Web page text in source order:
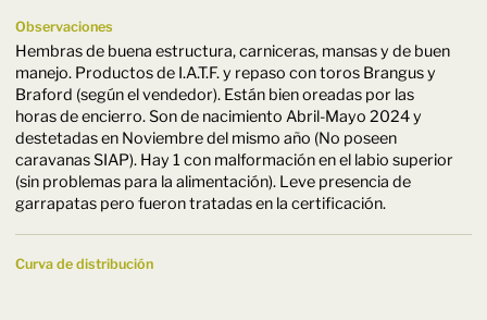
Observaciones
Hembras de buena estructura, carniceras, mansas y de buen
manejo. Productos de I.A.T.F. y repaso con toros Brangus y
Braford (según el vendedor). Están bien oreadas por las
horas de encierro. Son de nacimiento Abril-Mayo 2024 y
destetadas en Noviembre del mismo año (No poseen
caravanas SIAP). Hay 1 con malformación en el labio superior
(sin problemas para la alimentación). Leve presencia de
garrapatas pero fueron tratadas en la certificación.
Curva de distribución